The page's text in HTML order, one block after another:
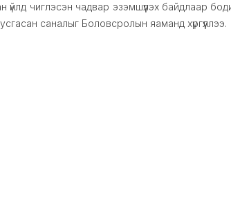
үйлд чиглэсэн чадвар эзэмшүүлэх байдлаар
саналыг Боловсролын яаманд хүргүүллээ.